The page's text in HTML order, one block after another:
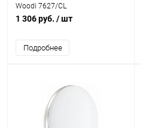
Woodi 7627/CL
1 306 руб. / шт
Подробнее